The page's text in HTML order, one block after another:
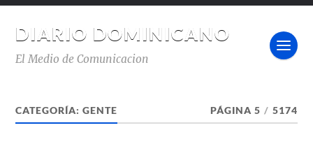
DIARIO DOMINICANO
El Medio de Comunicacion
CATEGORÍA:GENTE PÁGINA 5 / 5174